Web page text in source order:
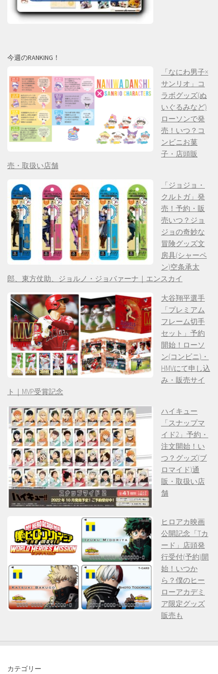
今週のRANKING！
「なにわ男子×
サンリオ」コ
ラボグッズ(ぬ
いぐるみなど)
ローソンで発
売！いつ？コ
ンビニお菓
子・店頭販
売・取扱い店舗
「ジョジョ・
クルトガ」発
売！予約・販
売いつ？ジョ
ジョの奇妙な
冒険グッズ文
房具(シャーペ
ン)空条承太
郎、東方仗助、ジョルノ・ジョバァーナ｜エンスカイ
大谷翔平選手
「プレミアム
フレーム切手
セット」予約
開始！ローソ
ン(コンビニ)・
HMVにて申し込
み・販売サイ
ト｜MVP受賞記念
ハイキュー
「スナップマ
イド2」予約・
注文開始！い
つ？グッズ(ブ
ロマイド)通
販・取扱い店
舗
ヒロアカ映画
公開記念「Tカ
ード」店頭発
行受付(予約)開
始！いつか
ら？僕のヒー
ローアカデミ
ア限定グッズ
販売も
カテゴリー